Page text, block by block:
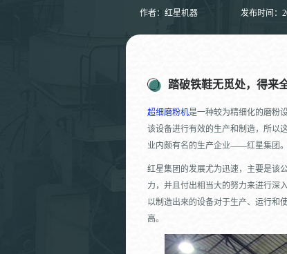
作者：红星机器 发布时间：
踏破铁鞋无觅处，得
超细磨粉机是一种较为精细化的磨粉
该设备进行有效的生产和制造，所以
业内颇有名的生产企业——红星集团。
红星集团的发展尤为迅速，主要是该
力，并且付出相当大的努力来进行深
以制造出来的设备对于生产、运行和
高。